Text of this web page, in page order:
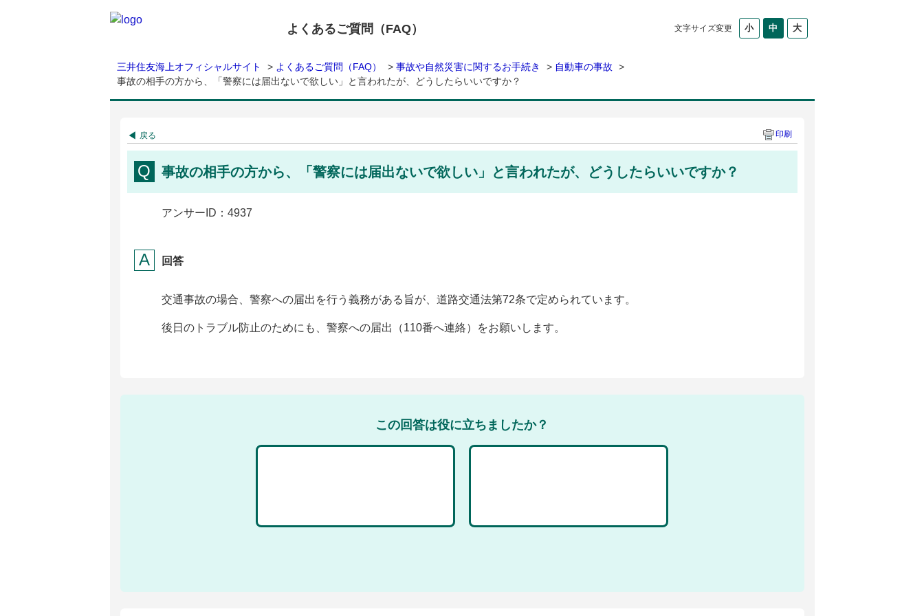
よくあるご質問（FAQ） 文字サイズ変更
三井住友海上オフィシャルサイト > よくあるご質問（FAQ） > 事故や自然災害に関するお手続き > 自動車の事故
>
事故の相手の方から、「警察には届出ないで欲しい」と言われたが、どうしたらいいですか？
戻る 印刷
事故の相手の方から、「警察には届出ないで欲しい」と言われたが、どうしたらいいですか？
アンサーID：4937
回答
交通事故の場合、警察への届出を行う義務がある旨が、道路交通法第72条で定められています。
後日のトラブル防止のためにも、警察への届出（110番へ連絡）をお願いします。
この回答は役に立ちましたか？